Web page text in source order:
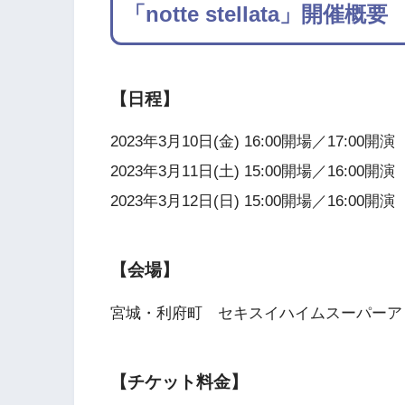
「notte stellata」開催概要
【日程】
2023年3月10日(金) 16:00開場／17:00開演
2023年3月11日(土) 15:00開場／16:00開演
2023年3月12日(日) 15:00開場／16:00開演
【会場】
宮城・利府町 セキスイハイムスーパーア
【チケット料金】